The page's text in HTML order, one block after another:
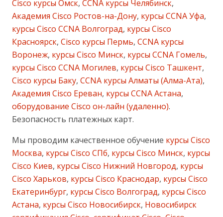
Cisco курсы Омск, CCNA курсы Челябинск,
Академия Cisco Ростов-на-Дону, курсы CCNA Уфа,
курсы Cisco CCNA Волгоград, курсы Cisco
Красноярск, Cisco курсы Пермь, CCNA курсы
Воронеж, курсы Cisco Минск, курсы CCNA Гомель,
курсы Cisco CCNA Могилев, курсы Cisco Ташкент,
Cisco курсы Баку, CCNA курсы Алматы (Алма-Ата),
Академия Cisco Ереван, курсы CCNA Астана,
оборудование Cisco он-лайн (удаленно).
Безопасность платежных карт.
Мы проводим качественное обучение курсы Cisco
Москва, курсы Cisco СПб, курсы Cisco Минск, курсы
Cisco Киев, курсы Cisco Нижний Новгород, курсы
Cisco Харьков, курсы Cisco Краснодар, курсы Cisco
Екатеринбург, курсы Cisco Волгоград, курсы Cisco
Астана, курсы Cisco Новосибирск, Новосибирск